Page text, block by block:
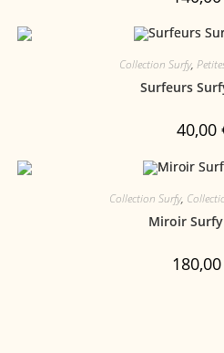
Collection Surfy,
Surfeurs
40,00
Collection Surfy,
Miroir
180,00